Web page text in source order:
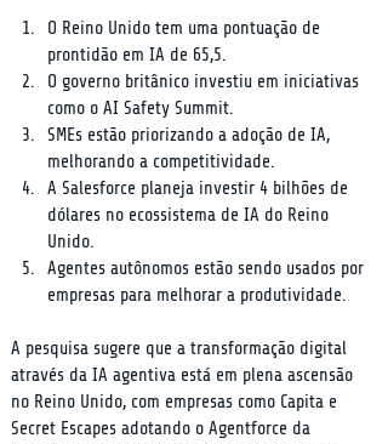
O Reino Unido tem uma pontuação de
prontidão em IA de 65,5.
O governo britânico investiu em iniciativas
como o AI Safety Summit.
SMEs estão priorizando a adoção de IA,
melhorando a competitividade.
A Salesforce planeja investir 4 bilhões de
dólares no ecossistema de IA do Reino
Unido.
Agentes autônomos estão sendo usados por
empresas para melhorar a produtividade.
A pesquisa sugere que a transformação digital
através da IA agentiva está em plena ascensão
no Reino Unido, com empresas como Capita e
Secret Escapes adotando o Agentforce da